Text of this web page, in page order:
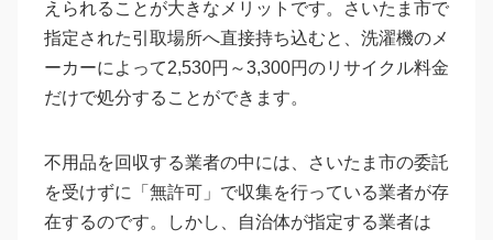
えられることが大きなメリットです。さいたま市で
指定された引取場所へ直接持ち込むと、洗濯機のメ
ーカーによって2,530円～3,300円のリサイクル料金
だけで処分することができます。
不用品を回収する業者の中には、さいたま市の委託
を受けずに「無許可」で収集を行っている業者が存
在するのです。しかし、自治体が指定する業者は